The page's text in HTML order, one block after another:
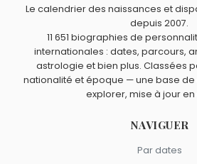
sont nés en 1996.
Kristine Frøseth ?
Paul Walker, Raquel Welch,Dick York
River Phoenixsont du signe
Le calendrier des naissances et
depuis 2007.
11 651 biographies de
internationales : dates, parcours,
astrologie et bien plus. Classées
nationalité et époque — une base
explorer, mise à jour en
NAVIGUER
Par dates